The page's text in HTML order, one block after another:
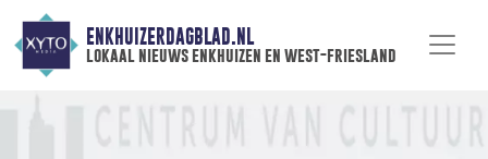
ENKHUIZERDAGBLAD.NL
lokaal nieuws enkhuizen en west-friesland